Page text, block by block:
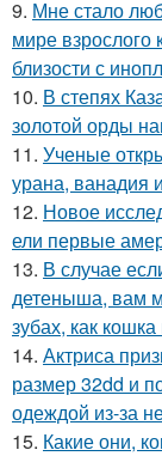
9. Мне стало
мире взрослого
близости с
10. В степях
золотой орды
11. Ученые
урана, ванадия
12. Новое
ели первые
13. В случае
детеныша, вам
зубах, как кошка
14. Актриса
размер 32dd и
одеждой из-за
15. Какие они,